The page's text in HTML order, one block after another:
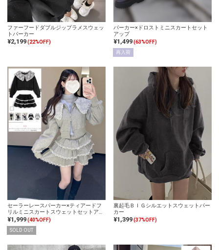
ファーフードダブルジップラメスウェッ
トパーカー
¥2,199(22%OFF)
パーカー×ドロストミニスカートセット
アップ
¥1,499(63%OFF)
再入荷
セーラーレースパーカー×ティアードフ
リルミニスカートスウェットセットアッ
プ
¥1,999(40%OFF)
SOLD OUT
裏起毛ＢＩＧシルエットスウェットパー
カー
¥1,399(37%OFF)